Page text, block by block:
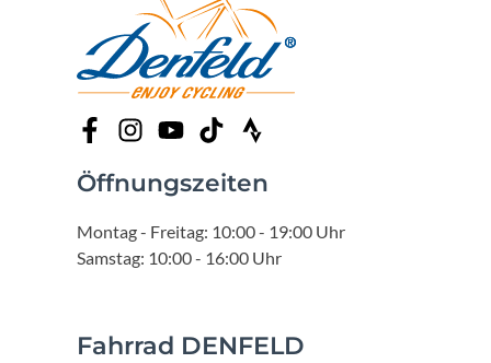
Öffnungszeiten
Montag - Freitag: 10:00 - 19:00 Uhr
Samstag: 10:00 - 16:00 Uhr
Fahrrad DENFELD